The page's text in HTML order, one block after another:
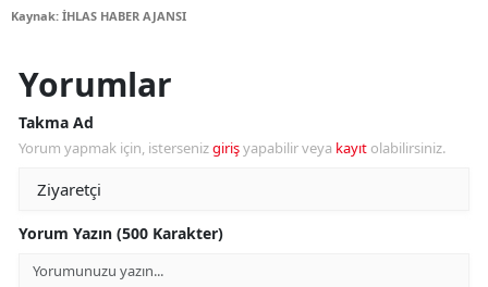
Kaynak: İHLAS HABER AJANSI
Yorumlar
Takma Ad
Yorum yapmak için, istersenizgirişyapabilir veya kayıt olabilirsiniz.
Yorum Yazın (500 Karakter)